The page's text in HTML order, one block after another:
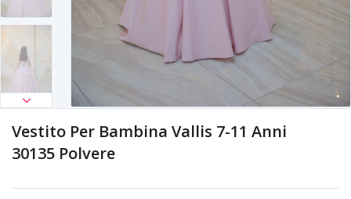
Vestito Per Bambina Vallis 7-11 Anni
30135 Polvere